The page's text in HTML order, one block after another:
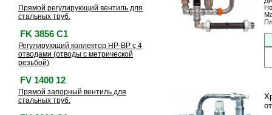
Прямой регулирующий вентиль для
стальных труб.
FK 3856 C1
Регулирующий коллектор HP-BP с 4
отводами (отводы с метрической
резьбой)
FV 1400 12
Прямой запорный вентиль для
стальных труб.